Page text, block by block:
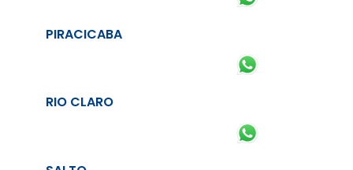
PIRACICABA
RIO CLARO